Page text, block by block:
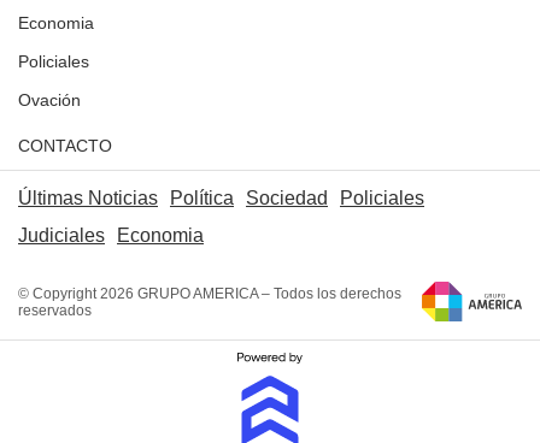
Economia
Policiales
Ovación
CONTACTO
Últimas Noticias Política Sociedad
Policiales
Judiciales
Economia
© Copyright 2026 GRUPO AMERICA – Todos los derechos
reservados